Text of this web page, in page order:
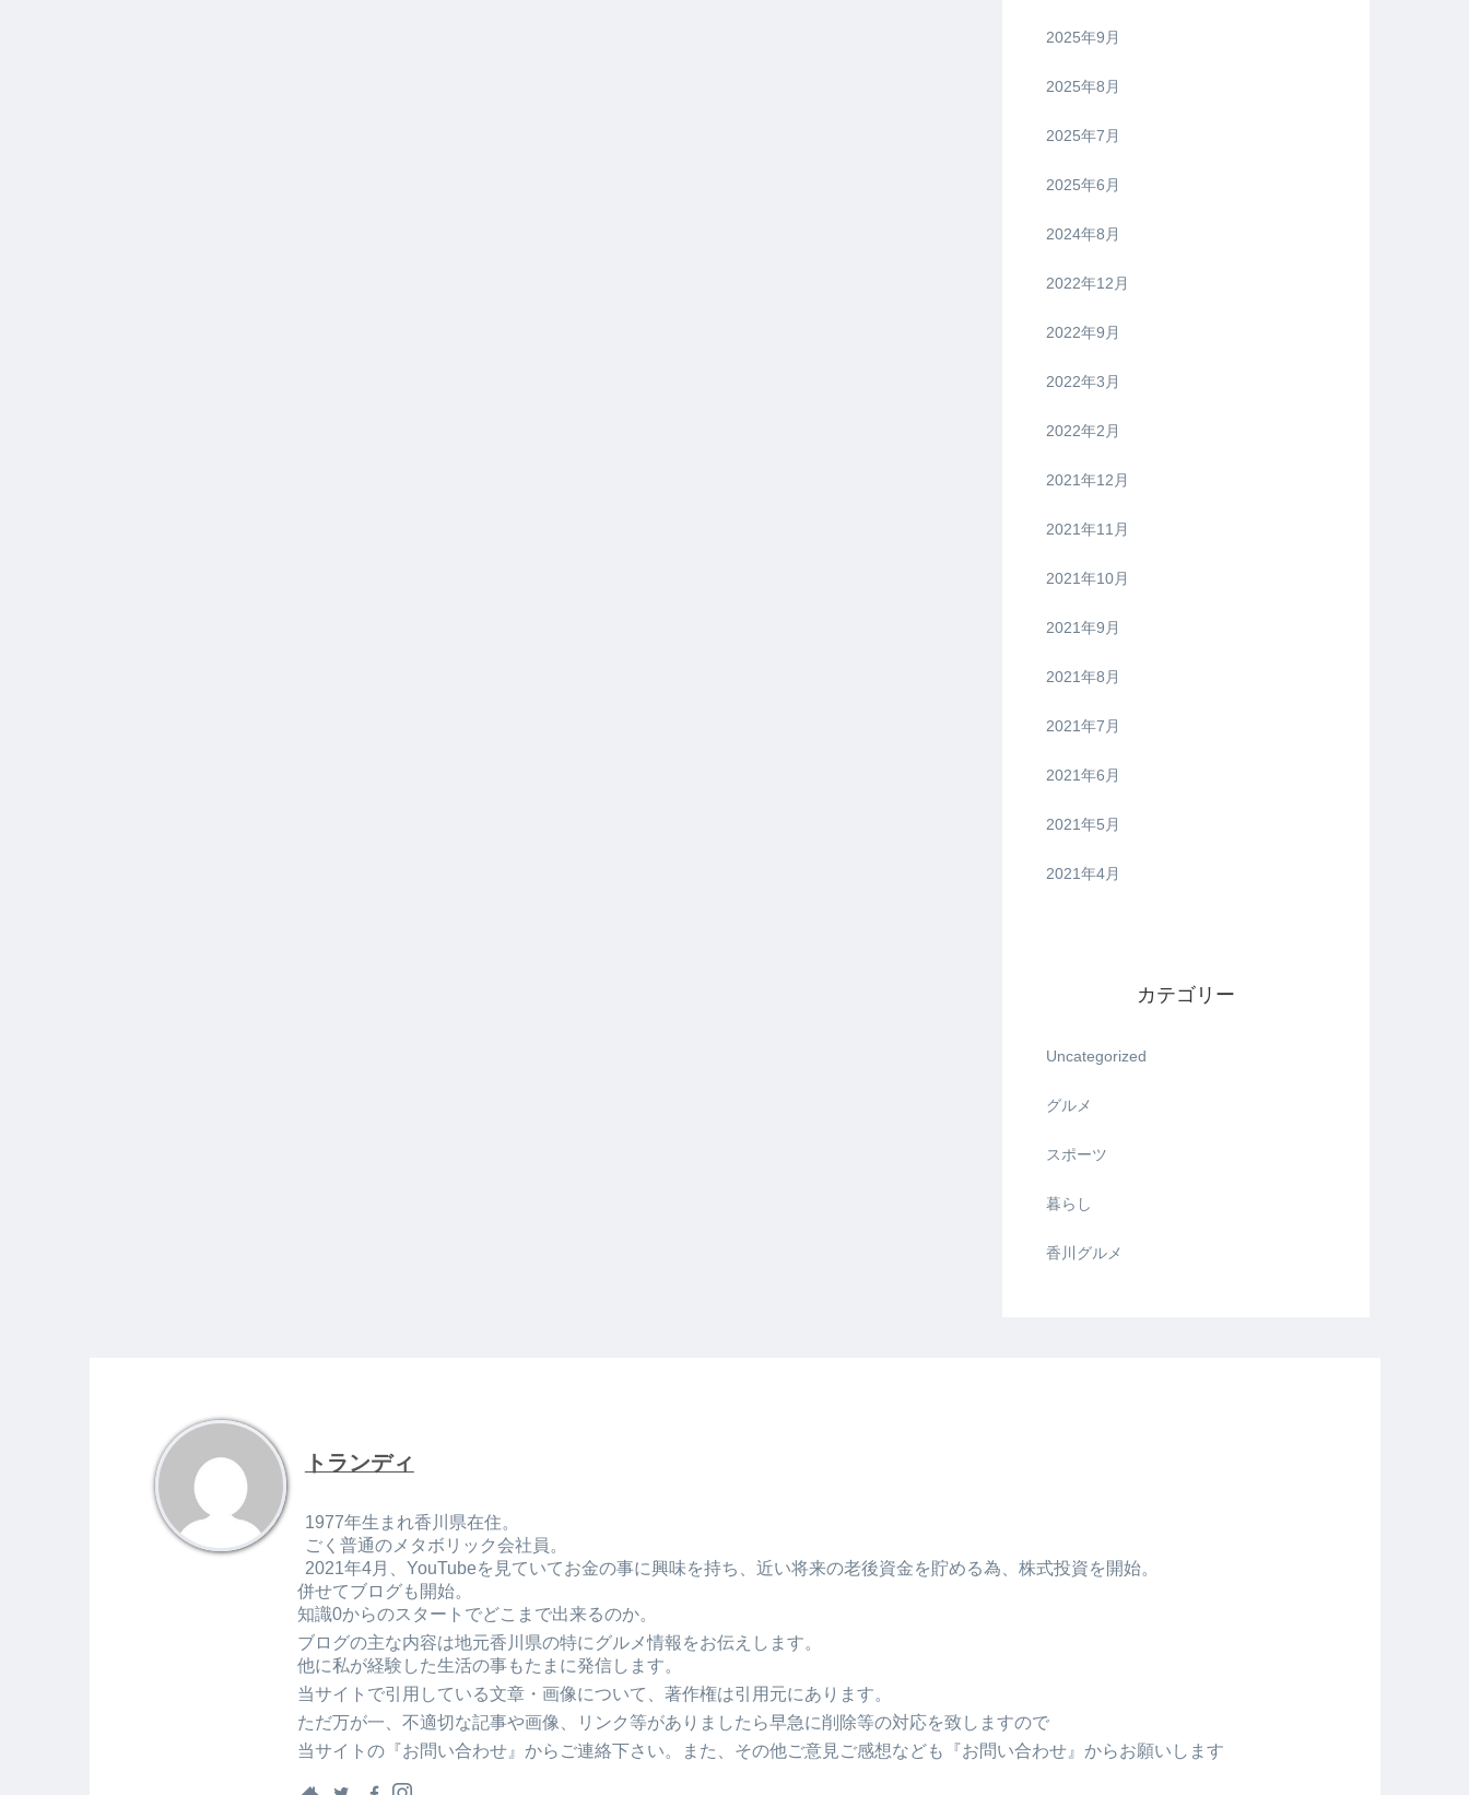
2025年9月
2025年8月
2025年7月
2025年6月
2024年8月
2022年12月
2022年9月
2022年3月
2022年2月
2021年12月
2021年11月
2021年10月
2021年9月
2021年8月
2021年7月
2021年6月
2021年5月
2021年4月
カテゴリー
Uncategorized
グルメ
スポーツ
暮らし
香川グルメ
トランディ
1977年生まれ香川県在住。
ごく普通のメタボリック会社員。
2021年4月、YouTubeを見ていてお金の事に興味を持ち、近い将来の老後資金を貯める為、株式投資を開始。
併せてブログも開始。
知識0からのスタートでどこまで出来るのか。
ブログの主な内容は地元香川県の特にグルメ情報をお伝えします。
他に私が経験した生活の事もたまに発信します。
当サイトで引用している文章・画像について、著作権は引用元にあります。
ただ万が一、不適切な記事や画像、リンク等がありましたら早急に削除等の対応を致しますので
当サイトの『お問い合わせ』からご連絡下さい。また、その他ご意見ご感想なども『お問い合わせ』からお願いします